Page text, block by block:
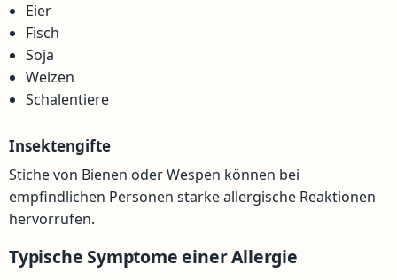
Eier
Fisch
Soja
Weizen
Schalentiere
Insektengifte
Stiche von Bienen oder Wespen können bei
empfindlichen Personen starke allergische Reaktionen
hervorrufen.
Typische Symptome einer Allergie